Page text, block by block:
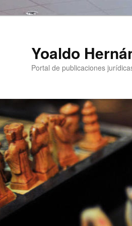
Yoaldo
Portal de publicaciones